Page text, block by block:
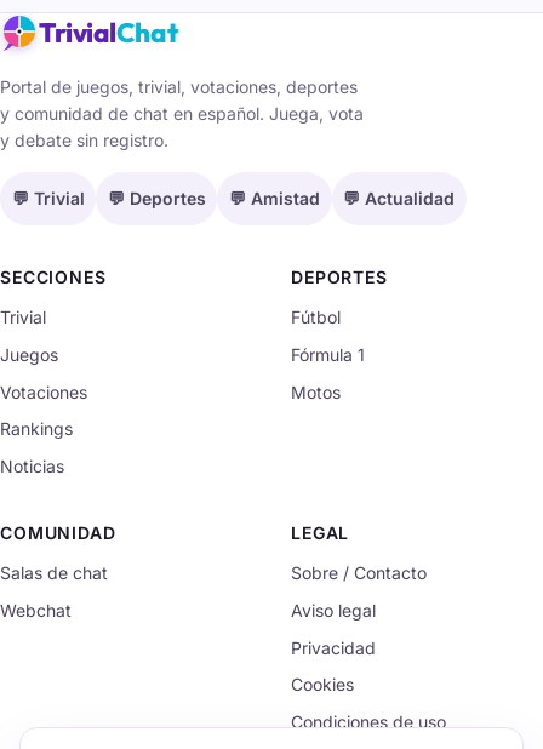
TrivialChat
Portal de juegos, trivial, votaciones, deportes
y comunidad de chat en español. Juega, vota
y debate sin registro.
💬 Trivial 💬 Deportes 💬 Amistad 💬 Actualidad
SECCIONES
Trivial
Juegos
Votaciones
Rankings
Noticias
DEPORTES
Fútbol
Fórmula 1
Motos
COMUNIDAD
Salas de chat
Webchat
LEGAL
Sobre / Contacto
Aviso legal
Privacidad
Cookies
Condiciones de uso